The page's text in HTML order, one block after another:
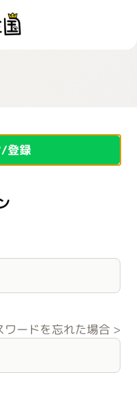
/登録
ワードを忘れた場合